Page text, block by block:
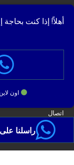
شركة
اتصال
أهلاً! إذا كنت بحاجة
اون
راسلنا